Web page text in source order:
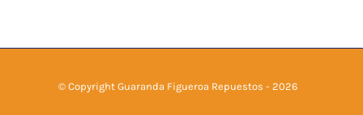
© Copyright Guaranda Figueroa Repuestos - 2026